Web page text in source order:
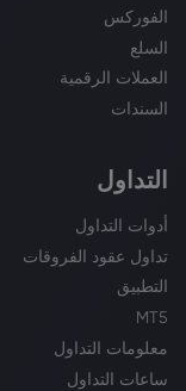
الفوركس
السلع
العملات الرقمية
السندات
التداول
أدوات التداول
تداول عقود الفروقات
التطبيق
MT5
معلومات التداول
ساعات التداول